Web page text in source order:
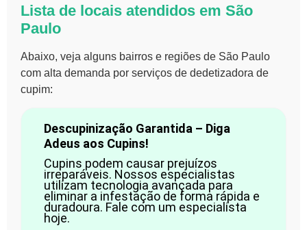
Lista de locais atendidos em São
Paulo
Abaixo, veja alguns bairros e regiões de São Paulo
com alta demanda por serviços de dedetizadora de
cupim:
Descupinização Garantida – Diga
Adeus aos Cupins!
Cupins podem causar prejuízos
irreparáveis. Nossos especialistas
utilizam tecnologia avançada para
eliminar a infestação de forma rápida e
duradoura. Fale com um especialista
hoje.